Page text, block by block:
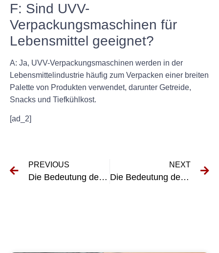
F: Sind UVV-
Verpackungsmaschinen für
Lebensmittel geeignet?
A: Ja, UVV-Verpackungsmaschinen werden in der
Lebensmittelindustrie häufig zum Verpacken einer breiten
Palette von Produkten verwendet, darunter Getreide,
Snacks und Tiefkühlkost.
[ad_2]
PREVIOUS
Die Bedeutung der UVV-Untersuchung für die Sicherheit am Arbeitsplatz verstehen
NEXT
Die Bedeutung der KFZ-UVV-Prüfungen für die Fahrzeugsicherheit